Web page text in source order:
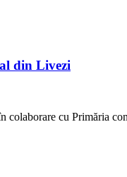
din Livezi
cu Primăria